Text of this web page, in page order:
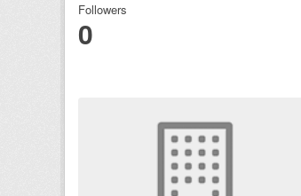
Followers
0